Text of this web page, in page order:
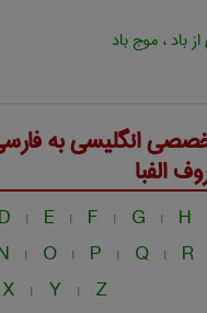
باد ، موج باد
انگلیسی به
الفبا
D | E | F | G | H
| O | P | Q | R
X | Y | Z